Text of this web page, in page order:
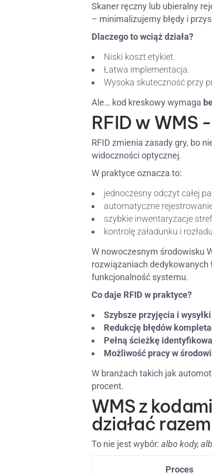
Skaner ręczny lub ubieralny
– minimalizujemy błędy i
Dlaczego to wciąż działa?
Niski koszt etykiet.
Łatwa implementacja.
Wysoka skuteczność przy
Ale… kod kreskowy wymaga
RFID w
RFID zmienia zasady gry, bo
widoczności optycznej.
W praktyce oznacza to:
jednoczesny odczyt całej
automatyczne
szybkie inwentaryzacje
kontrolę załadunku i
W nowoczesnym środowisku
rozwiązaniach dedykowanych
funkcjonalność systemu.
Co daje RFID w praktyce?
Szybsze przyjęcia i wysyłki
Redukcję błędów
Pełną ścieżkę
Możliwość pracy w
W branżach takich jak
procent.
WMS z
działać
To nie jest wybór: albo kody,
Proces